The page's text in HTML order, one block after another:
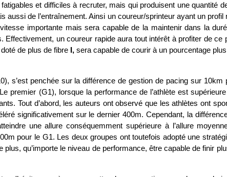
et difficiles à recruter, mais qui produisent une quantité
de l’entraînement. Ainsi un coureur/sprinteur ayant un
importante mais sera capable de la maintenir dans la
un coureur rapide aura tout intérêt à profiter de ce
de plus de fibre I, sera capable de courir à un pourcentage
s’est penchée sur la différence de gestion de pacing sur
(G1), lorsque la performance de l’athlète est
Tout d’abord, les auteurs ont observé que les athlètes ont
significativement sur le dernier 400m. Cependant, la
une allure conséquemment supérieure à l’allure
pour le G1. Les deux groupes ont toutefois adopté une
qu’importe le niveau de performance, être capable de finir